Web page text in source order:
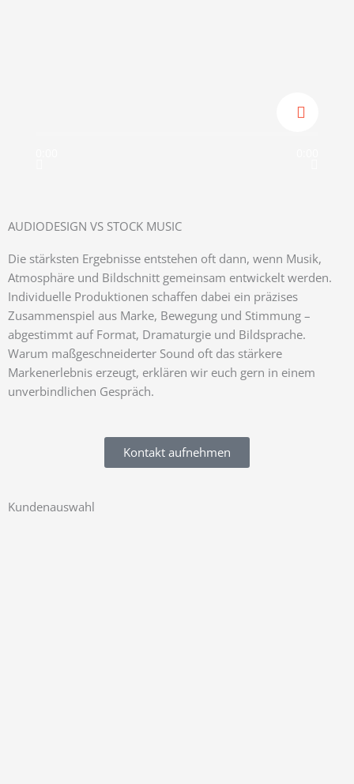
AUDIODESIGN VS STOCK MUSIC
Die stärksten Ergebnisse entstehen oft dann, wenn Musik,
Atmosphäre und Bildschnitt gemeinsam entwickelt werden.
Individuelle Produktionen schaffen dabei ein präzises
Zusammenspiel aus Marke, Bewegung und Stimmung –
abgestimmt auf Format, Dramaturgie und Bildsprache.
Warum maßgeschneiderter Sound oft das stärkere
Markenerlebnis erzeugt, erklären wir euch gern in einem
unverbindlichen Gespräch.
Kontakt aufnehmen
Kundenauswahl